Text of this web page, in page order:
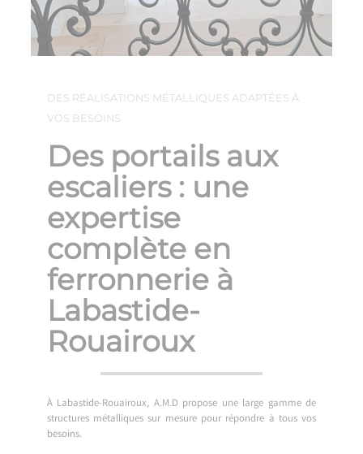
DES RÉALISATIONS MÉTALLIQUES ADAPTÉES À
VOS BESOINS
Des portails aux
escaliers : une
expertise
complète en
ferronnerie à
Labastide-
Rouairoux
À Labastide-Rouairoux, A.M.D propose une large gamme de
structures métalliques sur mesure pour répondre à tous vos
besoins.